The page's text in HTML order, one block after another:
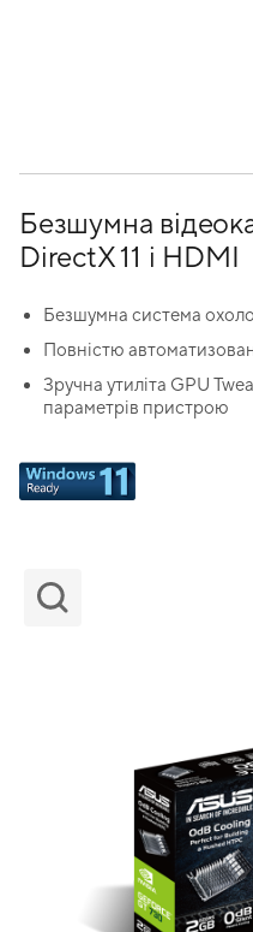
Безшумна
DirectX 11 і HDMI
Безшумна система
Повністю
Зручна утиліта GPU
параметрів пристрою